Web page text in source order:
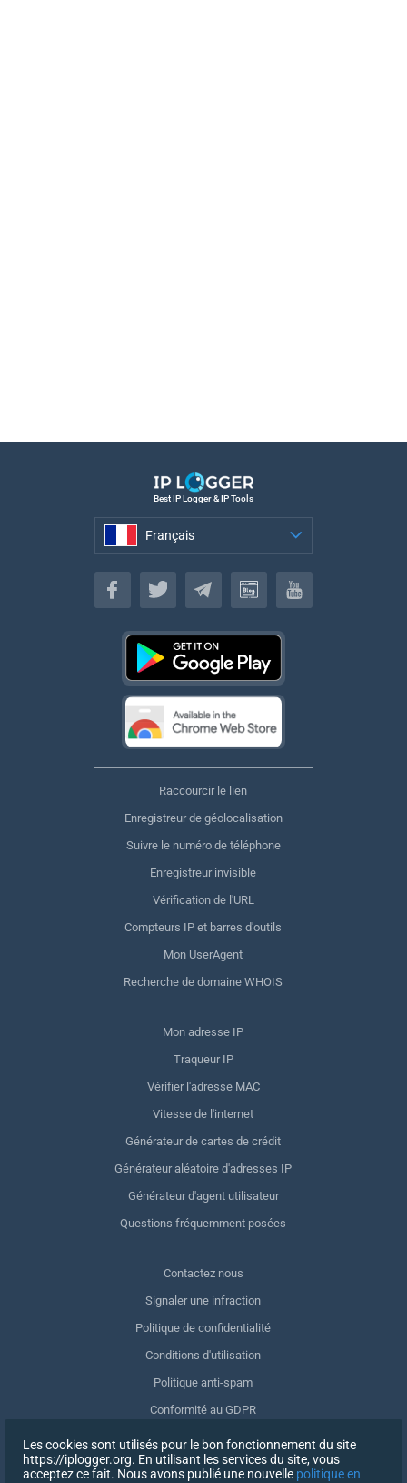
Best IP Logger & IP Tools
Français
Français
Raccourcir le lien
Enregistreur de géolocalisation
Suivre le numéro de téléphone
Enregistreur invisible
Vérification de l'URL
Compteurs IP et barres d'outils
Mon UserAgent
Recherche de domaine WHOIS
Mon adresse IP
Traqueur IP
Vérifier l'adresse MAC
Vitesse de l'internet
Générateur de cartes de crédit
Générateur aléatoire d'adresses IP
Générateur d'agent utilisateur
Questions fréquemment posées
Contactez nous
Signaler une infraction
Politique de confidentialité
Conditions d'utilisation
Politique anti-spam
Conformité au GDPR
Supprimer mes données
Retrait du consentement
Les cookies sont utilisés pour le bon fonctionnement du site
https://iplogger.org. En utilisant les services du site, vous
acceptez ce fait. Nous avons publié une nouvelle politique en